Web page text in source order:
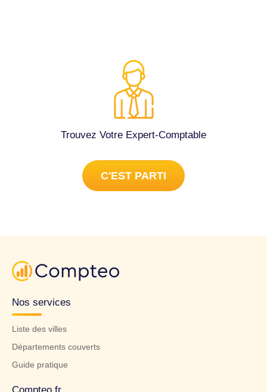
Trouvez Votre Expert-Comptable
C'EST PARTI
Nos services
Liste des villes
Départements couverts
Guide pratique